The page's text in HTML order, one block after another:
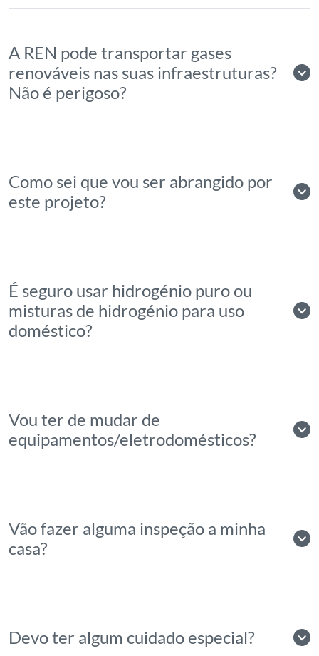
A REN pode transportar gases
renováveis nas suas infraestruturas?
Não é perigoso?
Como sei que vou ser abrangido por
este projeto?
É seguro usar hidrogénio puro ou
misturas de hidrogénio para uso
doméstico?
Vou ter de mudar de
equipamentos/eletrodomésticos?
Vão fazer alguma inspeção a minha
casa?
Devo ter algum cuidado especial?